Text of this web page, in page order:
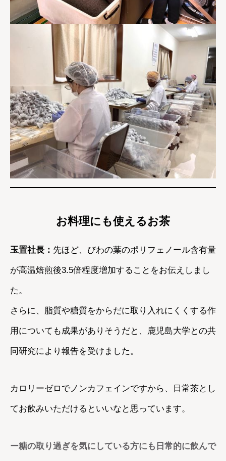
お料理にも使えるお茶
玉置社長： 先ほど、びわの葉のポリフェノール含有量
が高温焙煎後3.5倍程度増加することをお伝えしまし
た。
さらに、脂質や糖質をからだに取り入れにくくする作
用についても成果がありそうだと、鹿児島大学との共
同研究により報告を受けました。
カロリーゼロでノンカフェインですから、日常茶とし
てお飲みいただけるといいなと思っています。
ー糖の取り過ぎを気にしている方にも日常的に飲んで